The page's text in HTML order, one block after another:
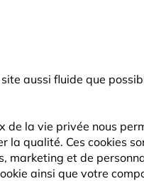
aussi fluide que
de la vie privée nous
qualité. Ces cookies
marketing et de
ainsi que votre
PLANTES